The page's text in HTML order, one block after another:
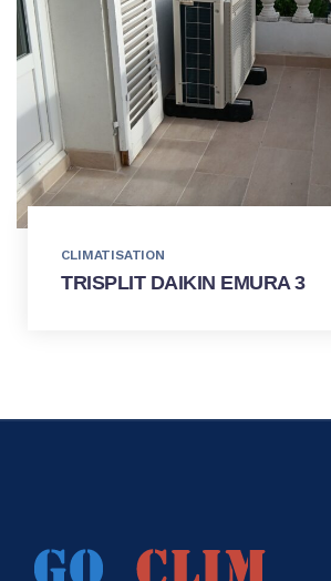
CLIMATISATION
TRISPLIT DAIKIN EMURA 3